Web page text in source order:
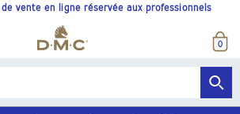
vente en ligne réservée aux professionnels
0